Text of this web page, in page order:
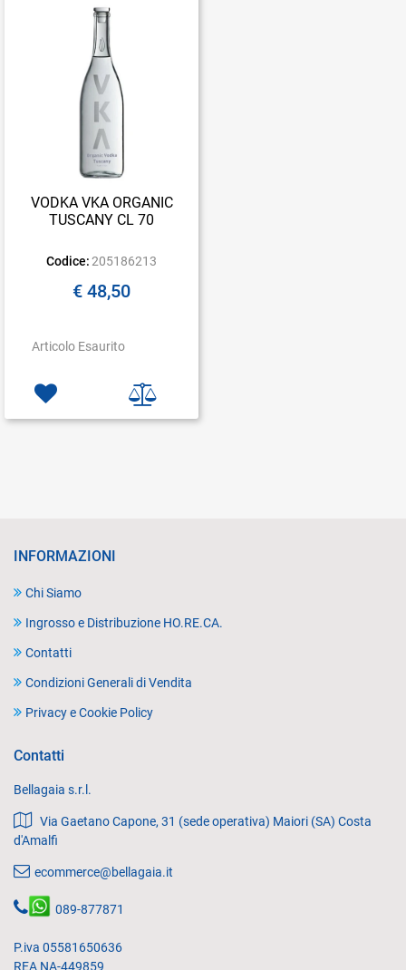
VODKA VKA ORGANIC
TUSCANY CL 70
Codice: 205186213
€ 48,50
Articolo Esaurito
INFORMAZIONI
Chi Siamo
Ingrosso e Distribuzione HO.RE.CA.
Contatti
Condizioni Generali di Vendita
Privacy e Cookie Policy
Contatti
Bellagaia s.r.l.
Via Gaetano Capone, 31 (sede operativa) Maiori (SA) Costa
d'Amalfi
ecommerce@bellagaia.it
089-877871
P.iva 05581650636
REA NA-449859